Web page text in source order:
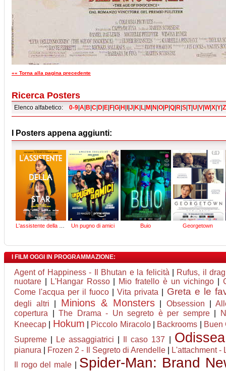
«« Torna alla pagina precedente
Ricerca Posters
Elenco alfabetico: 0-9 A B C D E F G H J K L M N O P Q R S T|U V W|X Y Z
I Posters appena aggiunti:
L'assistente della star Un pugno di amici Buio Georgetown
I FILM OGGI IN PROGRAMMAZIONE:
Agent of Happiness - Il Bhutan e la felicità
Rufus, il
nuotare
L'Hangar Rosso| Mio fratello è un vichingo|
Come l'acqua per il fuoco |Vita privata Greta e le
degli altri Minions & Monsters Obsession |
copertura
The Drama - Un segreto è per sempre|
Kneecap
Hokum Piccolo Miracolo| Backrooms
Buen
Supreme
Le assaggiatrici Il caso 137 Odissea
pianura
Frozen 2 - Il Segreto di Arendelle|
L'attachment -
Il rogo del male
Spider-Man: Brand